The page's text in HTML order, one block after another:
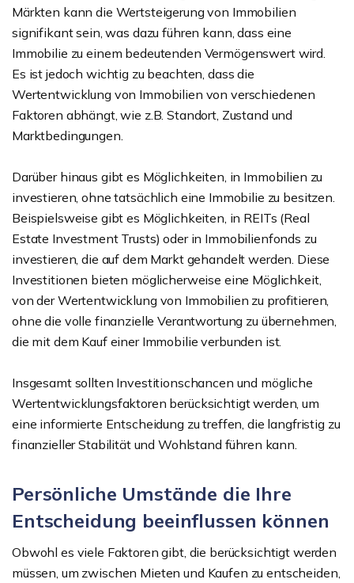
Märkten kann die Wertsteigerung von Immobilien
signifikant sein, was dazu führen kann, dass eine
Immobilie zu einem bedeutenden Vermögenswert wird.
Es ist jedoch wichtig zu beachten, dass die
Wertentwicklung von Immobilien von verschiedenen
Faktoren abhängt, wie z.B. Standort, Zustand und
Marktbedingungen.
Darüber hinaus gibt es Möglichkeiten, in Immobilien zu
investieren, ohne tatsächlich eine Immobilie zu besitzen.
Beispielsweise gibt es Möglichkeiten, in REITs (Real
Estate Investment Trusts) oder in Immobilienfonds zu
investieren, die auf dem Markt gehandelt werden. Diese
Investitionen bieten möglicherweise eine Möglichkeit,
von der Wertentwicklung von Immobilien zu profitieren,
ohne die volle finanzielle Verantwortung zu übernehmen,
die mit dem Kauf einer Immobilie verbunden ist.
Insgesamt sollten Investitionschancen und mögliche
Wertentwicklungsfaktoren berücksichtigt werden, um
eine informierte Entscheidung zu treffen, die langfristig zu
finanzieller Stabilität und Wohlstand führen kann.
Persönliche Umstände die Ihre
Entscheidung beeinflussen können
Obwohl es viele Faktoren gibt, die berücksichtigt werden
müssen, um zwischen Mieten und Kaufen zu entscheiden,